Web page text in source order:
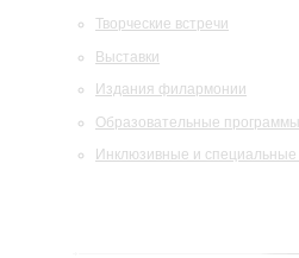
Творческие встречи
Выставки
Издания филармонии
Образовательные программы
Инклюзивные и специальные